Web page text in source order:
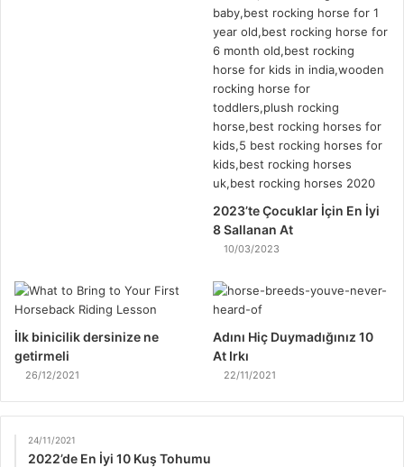
2023’te Çocuklar İçin En İyi
8 Sallanan At
10/03/2023
İlk binicilik dersinize ne
getirmeli
26/12/2021
Adını Hiç Duymadığınız 10
At Irkı
22/11/2021
24/11/2021
2022’de En İyi 10 Kuş Tohumu